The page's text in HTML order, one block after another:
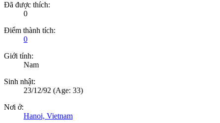
Đã được thích:
0
Điểm thành tích:
0
Giới tính:
Nam
Sinh nhật:
23/12/92 (Age: 33)
Nơi ở:
Hanoi, Vietnam